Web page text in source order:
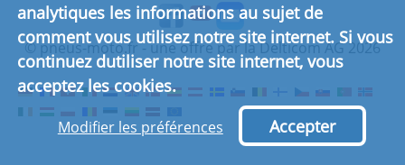
Garantie année de
production 2026
Inscription partenaire de
montage
© pneus-moto.fr - une offre par la Delticom AG 2026
analytiques les informations au sujet de
comment vous utilisez notre site internet. Si vous
continuez dutiliser notre site internet, vous
acceptez les cookies.
Modifier les préférences Accepter